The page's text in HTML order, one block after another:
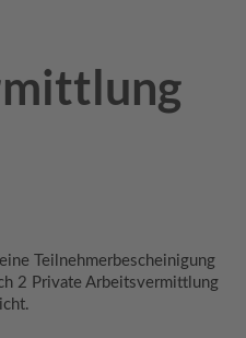
Teilnehmerbescheinigung
2 Private Arbeitsvermittlung